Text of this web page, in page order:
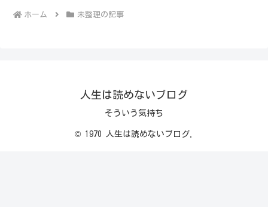
ホーム 未整理の記事
人生は読めないブログ
そういう気持ち
© 1970 人生は読めないブログ.